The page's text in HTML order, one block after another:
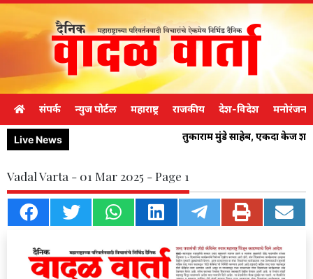
संपर्क न्युज पोर्टल महाराष्ट्र राजकीय देश-विदेश मनोरंजन
Live News तुकाराम मुंडे साहेब, एकदा केज
Vadal Varta - 01 Mar 2025 - Page 1